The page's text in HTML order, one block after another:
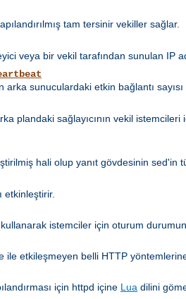
tam tersinir vekiller sağlar.
veya bir vekil tarafından sunulan IP
arka sunuculardaki etkin bağlantı
plandaki sağlayıcının vekil
hali olup yanıt gövdesinin sed'in
etkinleştirir.
istemciler için oturum
ile etkileşmeyen belli HTTP
için httpd içine Lua dilini